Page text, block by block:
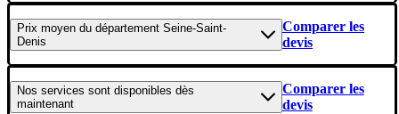
Prix moyen du département Seine-Saint-
Denis
Comparer les
devis
Nos services sont disponibles dès
maintenant
Comparer les
devis